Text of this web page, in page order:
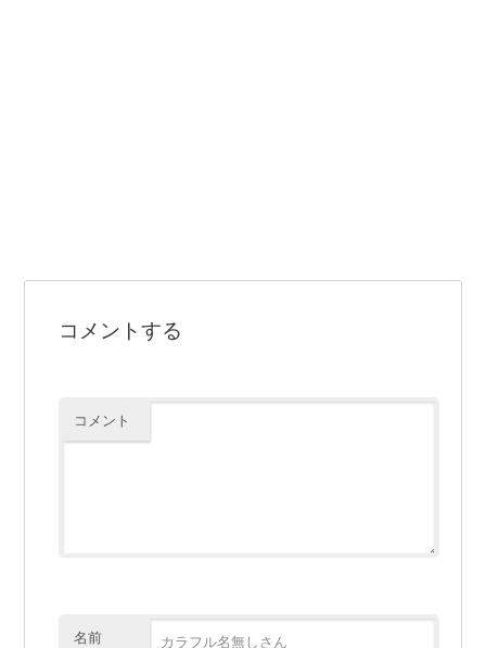
コメントする
コメント
名前